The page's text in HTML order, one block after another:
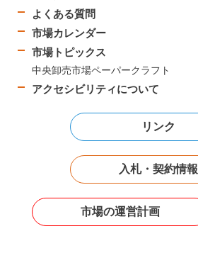
よくある質問
市場カレンダー
市場トピックス
中央卸売市場ペーパークラフト
アクセシビリティについて
リンク
入札・契約情報
市場の運営計画